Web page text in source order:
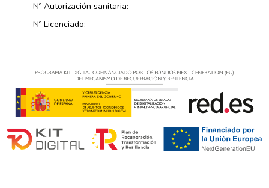
Nº Autorización sanitaria:
Nº Licenciado: